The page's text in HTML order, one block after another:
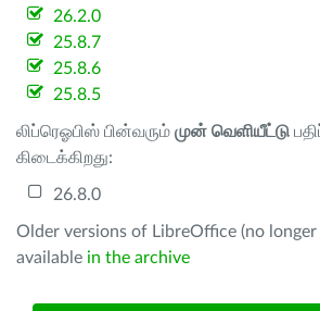
26.2.0
25.8.7
25.8.6
25.8.5
லிப்ரெஓபிஸ் பின்வரும் முன் வெளியீட்டு
கிடைக்கிறது:
26.8.0
Older versions of LibreOffice (no longer
available in the archive